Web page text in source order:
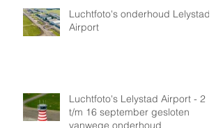
Luchtfoto's onderhoud Lelystad
Airport
Luchtfoto's Lelystad Airport - 2
t/m 16 september gesloten
vanwege onderhoud